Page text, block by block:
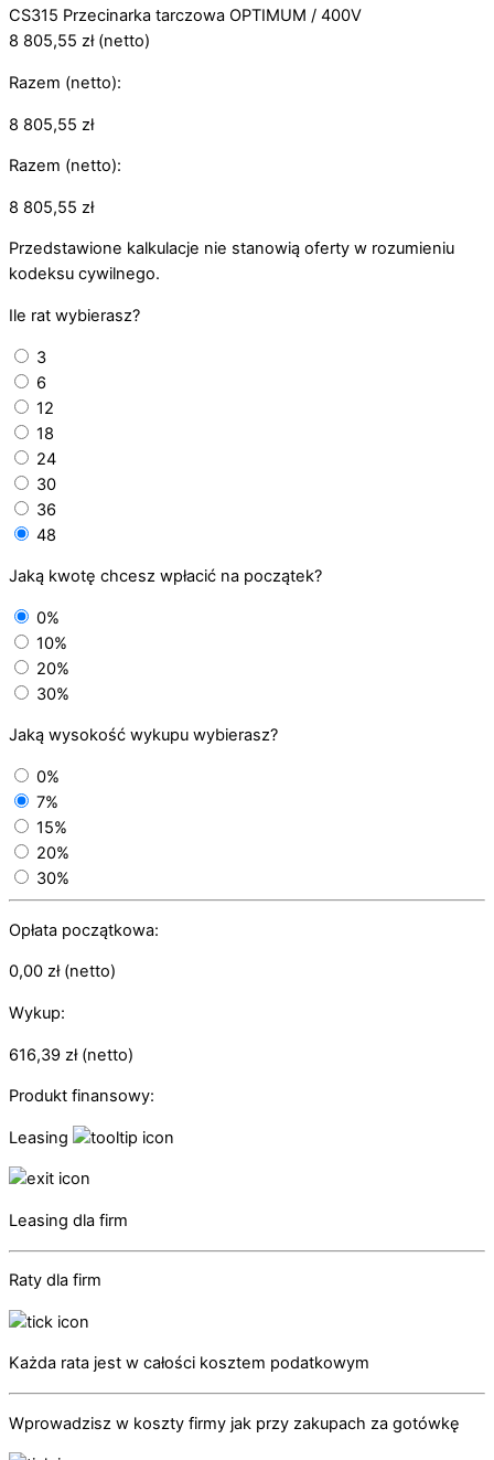
CS315 Przecinarka tarczowa OPTIMUM / 400V
8 805,55 zł(netto)
Razem (netto):
8 805,55 zł
Razem (netto):
8 805,55 zł
Przedstawione kalkulacje nie stanowią oferty w rozumieniu
kodeksu cywilnego.
Ile rat wybierasz?
3
6
12
18
24
30
36
48
Jaką kwotę chcesz wpłacić na początek?
0%
10%
20%
30%
Jaką wysokość wykupu wybierasz?
0%
7%
15%
20%
30%
Opłata początkowa:
0,00 zł(netto)
Wykup:
616,39 zł(netto)
Produkt finansowy:
Leasing
Leasing dla firm
Raty dla firm
Każda rata jest w całości kosztem podatkowym
Wprowadzisz w koszty firmy jak przy zakupach za gotówkę